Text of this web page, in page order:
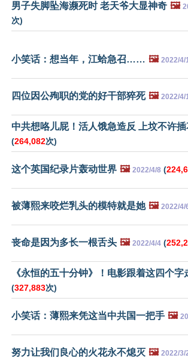
男子失脚坠海濒死时 老天爷大显神奇 🖼️
次)
小笑话：想当年，江蛤急召…… 🖼️ 2022/4/
四位因公殉职的党的好干部猝死 🖼️ 2022/4/
中共想咯儿屁！活人饿急造反 上坟不许插
(264,082次)
这个英国纪录片轰动世界 🖼️ 2022/4/8 (
被薄熙来咬烂乳头的模特就是她 🖼️ 2022/4/
丧命是因为多长一根舌头 🖼️ 2022/4/4 (
《永恒的五十分钟》！电影跟着这四个字
(327,883次)
小笑话：薄熙来凭这当中共国一把手 🖼️
努力让我们良心的火花永不熄灭 🖼️ 2022/3/